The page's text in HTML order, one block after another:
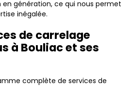
génération, ce qui nous permet
inégalée.
de carrelage
à Bouliac et ses
complète de services de